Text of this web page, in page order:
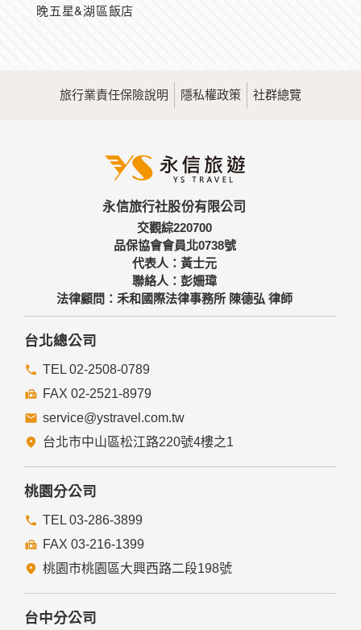
晚五星&湖區飯店
旅行業責任保險說明 隱私權政策 社群總覽
永信旅行社股份有限公司
交觀綜220700
品保協會會員北0738號
代表人：黃士元
聯絡人：彭姍瑋
法律顧問：禾和國際法律事務所 陳德弘 律師
台北總公司
TEL 02-2508-0789
FAX 02-2521-8979
service@ystravel.com.tw
台北市中山區松江路220號4樓之1
桃園分公司
TEL 03-286-3899
FAX 03-216-1399
桃園市桃園區大興西路二段198號
台中分公司